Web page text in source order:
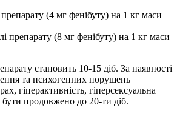
(4 мг фенібуту) на 1 кг маси
препарату (8 мг фенібуту) на 1 кг маси
становить 10-15 діб. За наявності
та психогенних порушень
гіперактивність, гіперсексуальна
продовжено до 20-ти діб.